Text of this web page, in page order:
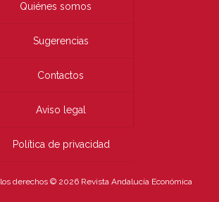
Quiénes somos
Sugerencias
Contactos
Aviso legal
Política de privacidad
derechos © 2026 Revista Andalucía Económica